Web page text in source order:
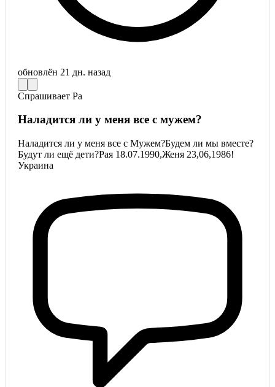
обновлён 21 дн. назад
Спрашивает Ра
Наладится ли у меня все с мужем?
Наладится ли у меня все с Мужем?Будем ли мы вместе?
Будут ли ещё дети?Рая 18.07.1990,Женя 23,06,1986!
Украина